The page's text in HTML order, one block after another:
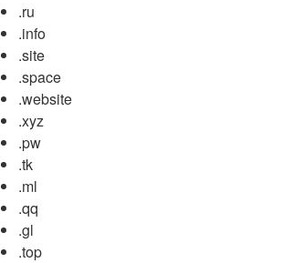
.ru
.info
.site
.space
.website
.xyz
.pw
.tk
.ml
.qq
.gl
.top